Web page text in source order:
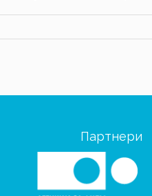
Партнери